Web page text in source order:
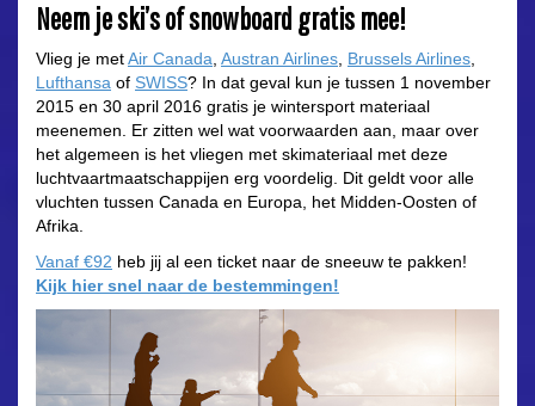
Neem je ski’s of snowboard gratis mee!
Vlieg je metAir Canada Austran Airlines Brussels Airlines
Lufthansa of SWISS? In dat geval kun je tussen 1 november
2015 en 30 april 2016 gratis je wintersport materiaal
meenemen. Er zitten wel wat voorwaarden aan, maar over
het algemeen is het vliegen met skimateriaal met deze
luchtvaartmaatschappijen erg voordelig. Dit geldt voor alle
vluchten tussen Canada en Europa, het Midden-Oosten of
Afrika.
Vanaf €92 heb jij al een ticket naar de sneeuw te pakken!
Kijk hier snel naar de bestemmingen!